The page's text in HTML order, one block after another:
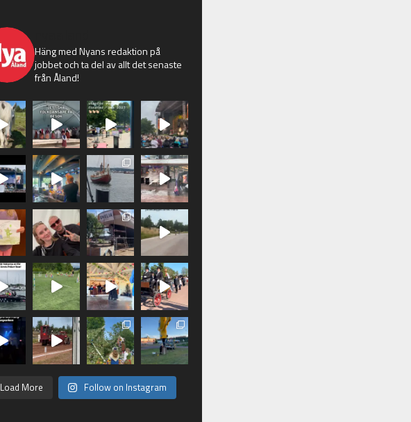
Häng med Nyans redaktion på
jobbet och ta del av allt det senaste
från Åland!
Load More Follow on Instagram